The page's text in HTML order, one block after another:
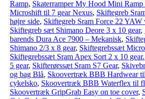
Ramp, Skaterramper My Hood Mini Ramp
Microshift til 7 gear Nexus, Skiftegreb
højre side, Skiftegreb Sram Force 22 YAW
Skiftegreb sæt Shimano Deore 3 x 10 gear,
barends Dura Ace 7900 – Mekanisk,
Shimano 2/3 x 8 gear, Skiftegrebssæt
Skiftegrebssæt Sram Apex Sort 2 x 10 gear.
5 gear, Skifterørssæt Sram S7 Gear,
og bag Blå, Skoovertræk BBB Hardwear
cykelsko, Skoovertræk BBB Waterflex til
Skoovertræk GripGrab Easy on toe cover,